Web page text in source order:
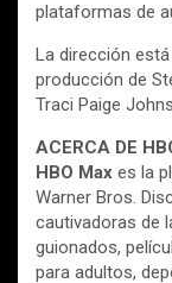
plataformas de
La dirección
producción de
Traci Paige
ACERCA DE
HBO Max es la
Warner Bros.
cautivadoras de
guionados,
para adultos,